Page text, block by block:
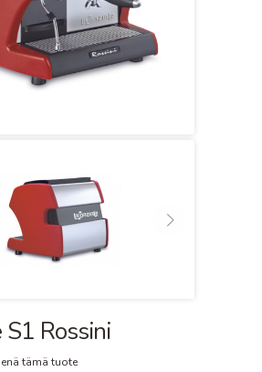
S1 Rossini
tämä tuote